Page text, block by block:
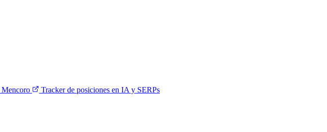
Mencoro
Tracker de posiciones en IA y SERPs